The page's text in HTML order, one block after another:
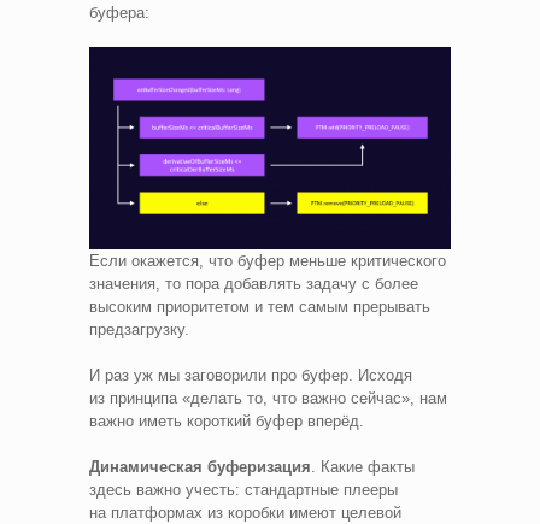
буфера:
Если окажется, что буфер меньше критического
значения, то пора добавлять задачу с более
высоким приоритетом и тем самым прерывать
предзагрузку.
И раз уж мы заговорили про буфер. Исходя
из принципа «делать то, что важно сейчас», нам
важно иметь короткий буфер вперёд.
Динамическая буферизация. Какие факты
здесь важно учесть: стандартные плееры
на платформах из коробки имеют целевой